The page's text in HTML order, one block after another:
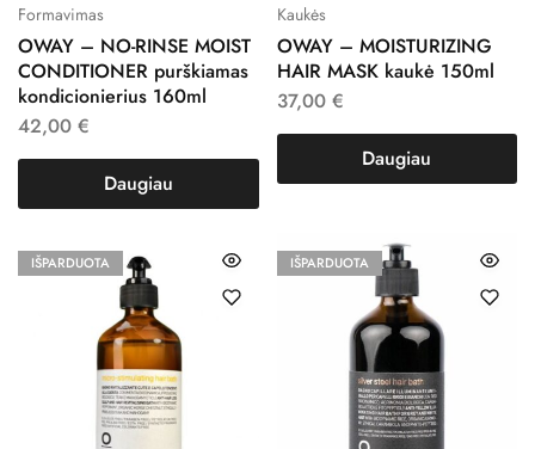
Formavimas
OWAY – NO-RINSE MOIST
CONDITIONER purškiamas
kondicionierius 160ml
42,00 €
Daugiau
Kaukės
OWAY – MOISTURIZING
HAIR MASK kaukė 150ml
37,00 €
Daugiau
IŠPARDUOTA IŠPARDUOTA